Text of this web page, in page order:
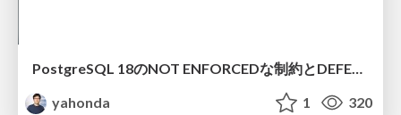
PostgreSQL 18のNOT ENFORCEDな制約とDEFERRABLEの関係
yahonda
1 320